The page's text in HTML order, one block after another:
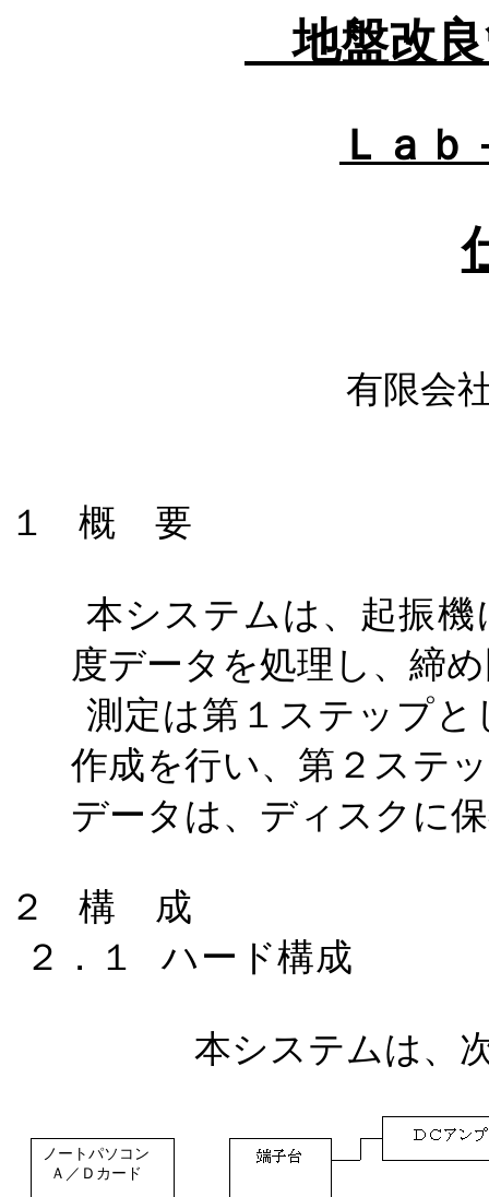
地盤改
Ｌａ
有限会
１ 概 要
本システムは、起振
度データを処理し、締
測定は第１ステップ
作成を行い、第２ステ
データは、ディスクに
２
構 成
２．１
ハード構成
本システムは、次の
ノートパソコン
Ａ／Ｄカード